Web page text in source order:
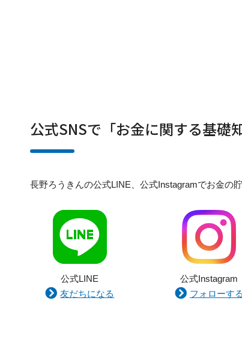
公式SNSで「お金に関する基礎
長野ろうきんの公式LINE、公式Instagramでお金の
公式LINE
友だちになる
公式Instagram
フォローする